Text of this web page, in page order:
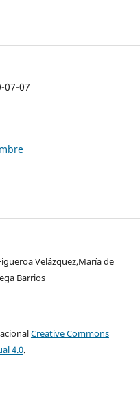
07-07
Velázquez,María de
Barrios
Creative Commons
4.0.